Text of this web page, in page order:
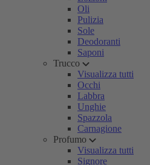
Oli
Pulizia
Sole
Deodoranti
Saponi
Trucco
Visualizza tutti
Occhi
Labbra
Unghie
Spazzola
Carnagione
Profumo
Visualizza tutti
Signore